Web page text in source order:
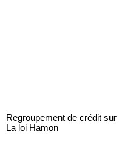
Regroupement de crédit sur
La loi Hamon